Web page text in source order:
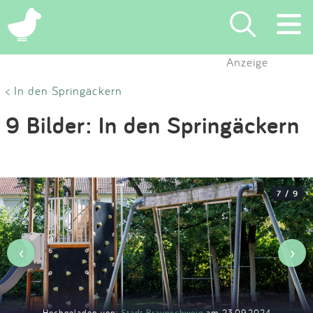
×
Eintragen
Blog
Partner
Kontakt
Anzeige
< In den Springäckern
9 Bilder: In den Springäckern
7 / 9
‹ ›